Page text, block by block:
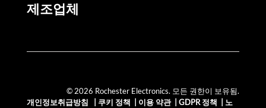
제조업체
© 2026 Rochester Electronics. 모든 권한이 보유됨.
개인정보취급방침
쿠키 정책 이용 약관| GDPR 정책
노